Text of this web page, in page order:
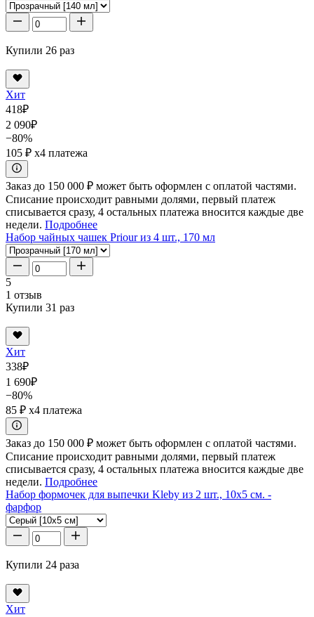
Купили 26 раз
Хит
418₽
2 090₽
−80%
105 ₽ x4 платежа
Заказ до 150 000 ₽ может быть оформлен с оплатой частями.
Списание происходит равными долями, первый платеж
списывается сразу, 4 остальных платежа вносится каждые две
недели. Подробнее
Набор чайных чашек Priour из 4 шт., 170 мл
5
1 отзыв
Купили 31 раз
Хит
338₽
1 690₽
−80%
85 ₽ x4 платежа
Заказ до 150 000 ₽ может быть оформлен с оплатой частями.
Списание происходит равными долями, первый платеж
списывается сразу, 4 остальных платежа вносится каждые две
недели. Подробнее
Набор формочек для выпечки Kleby из 2 шт., 10x5 см. -
фарфор
Купили 24 раза
Хит